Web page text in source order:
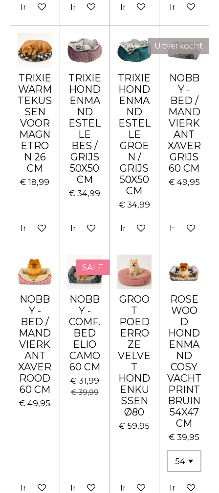
In winkelwagenIn winkelwagenIn winkelwagen
In
TRIXIE
WARM
TEKUS
SEN
VOOR
MAGN
ETRO
N 26
CM
€ 18,99
In winkelwagen
TRIXIE
HOND
ENMA
ND
ESTEL
LE
BES /
GRIJS
50X50
CM
€ 34,99
In winkelwagen
TRIXIE
HOND
ENMA
ND
ESTEL
LE
GROE
N /
GRIJS
50X50
CM
€ 34,99
In winkelwagen
Uitverkocht
NOBB
Y -
BED /
MAND
VIERK
ANT
XAVER
GRIJS
60 CM
€ 49,95
Houd mij
NOBB
Y -
BED /
MAND
VIERK
ANT
XAVER
ROOD
60 CM
€ 49,95
In winkelwagen
SALE
NOBB
Y -
COMF.
BED
ELIO
CAMO
60 CM
€ 31,99
€ 39,99
In winkelwagen
GROO
T
POED
ERRO
ZE
VELVE
T
HOND
ENKU
SSEN
Ø80
€ 59,95
In winkelwagen
ROSE
WOO
D
HOND
ENMA
ND
COSY
VACHT
PRINT
BRUIN
54X47
CM
€ 39,95
In